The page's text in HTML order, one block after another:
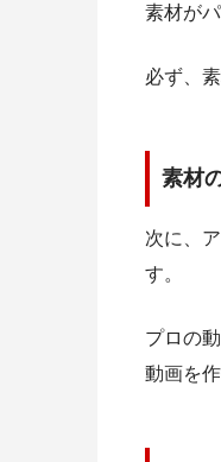
素材が
必ず、
素材
次に、
す。
プロの
動画を